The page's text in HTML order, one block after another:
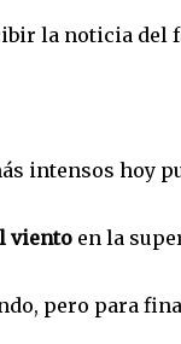
la noticia del
intensos hoy
viento en la
pero para